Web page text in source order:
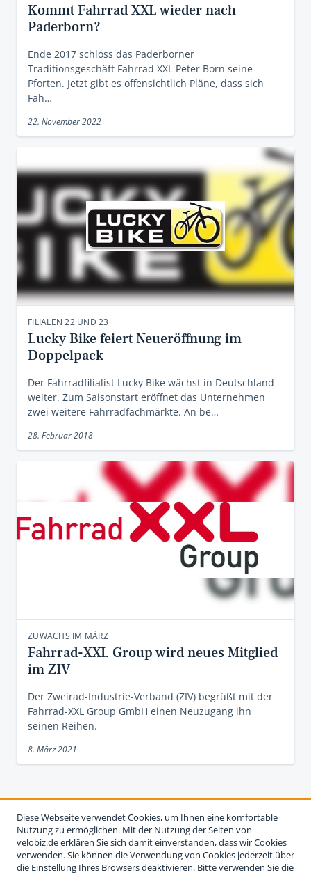
Kommt Fahrrad XXL wieder nach
Paderborn?
Ende 2017 schloss das Paderborner
Traditionsgeschäft Fahrrad XXL Peter Born seine
Pforten. Jetzt gibt es offensichtlich Pläne, dass sich
Fah…
22. November 2022
FILIALEN 22 UND 23
Lucky Bike feiert Neueröffnung im
Doppelpack
Der Fahrradfilialist Lucky Bike wächst in Deutschland
weiter. Zum Saisonstart eröffnet das Unternehmen
zwei weitere Fahrradfachmärkte. An be…
28. Februar 2018
ZUWACHS IM MÄRZ
Fahrrad-XXL Group wird neues Mitglied
im ZIV
Der Zweirad-Industrie-Verband (ZIV) begrüßt mit der
Fahrrad-XXL Group GmbH einen Neuzugang ihn
seinen Reihen.
8. März 2021
Diese Webseite verwendet Cookies, um Ihnen eine komfortable
Nutzung zu ermöglichen. Mit der Nutzung der Seiten von
velobiz.de erklären Sie sich damit einverstanden, dass wir Cookies
verwenden. Sie können die Verwendung von Cookies jederzeit über
die Einstellung Ihres Browsers deaktivieren. Bitte verwenden Sie die